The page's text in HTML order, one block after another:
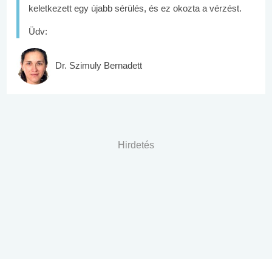
keletkezett egy újabb sérülés, és ez okozta a vérzést.
Üdv:
Dr. Szimuly Bernadett
Hirdetés